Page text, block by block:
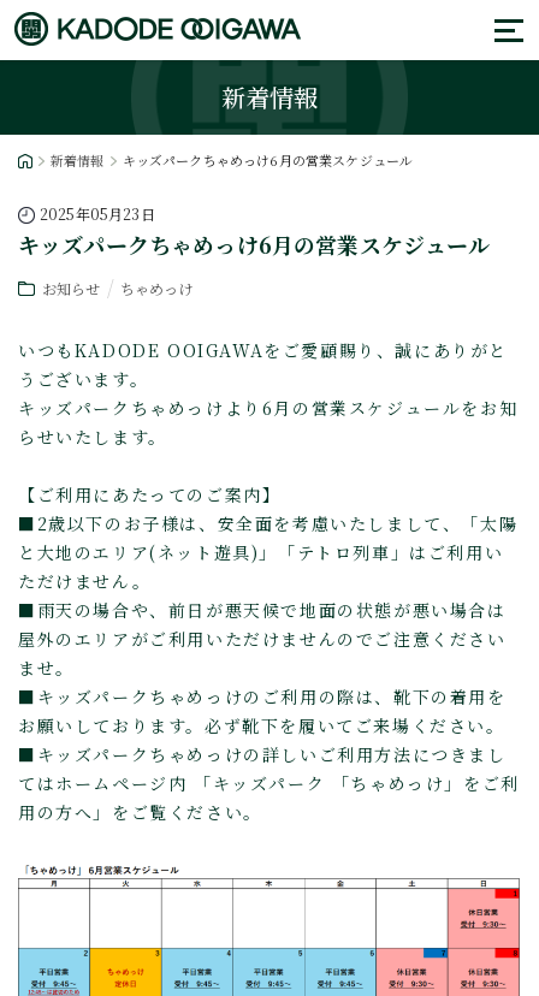
新着情報
新着情報 キッズパークちゃめっけ6月の営業スケジュール
2025年05月23日
キッズパークちゃめっけ6月の営業スケジュール
お知らせ ちゃめっけ
いつもKADODE OOIGAWAをご愛顧賜り、誠にありがと
うございます。
キッズパークちゃめっけより6月の営業スケジュールをお知
らせいたします。
【ご利用にあたってのご案内】
■2歳以下のお子様は、安全面を考慮いたしまして、「太陽
と大地のエリア(ネット遊具)」「テトロ列車」はご利用い
ただけません。
■雨天の場合や、前日が悪天候で地面の状態が悪い場合は
屋外のエリアがご利用いただけませんのでご注意ください
ませ。
■キッズパークちゃめっけのご利用の際は、靴下の着用を
お願いしております。必ず靴下を履いてご来場ください。
■キッズパークちゃめっけの詳しいご利用方法につきまし
てはホームページ内 「キッズパーク 「ちゃめっけ」をご利
用の方へ」をご覧ください。